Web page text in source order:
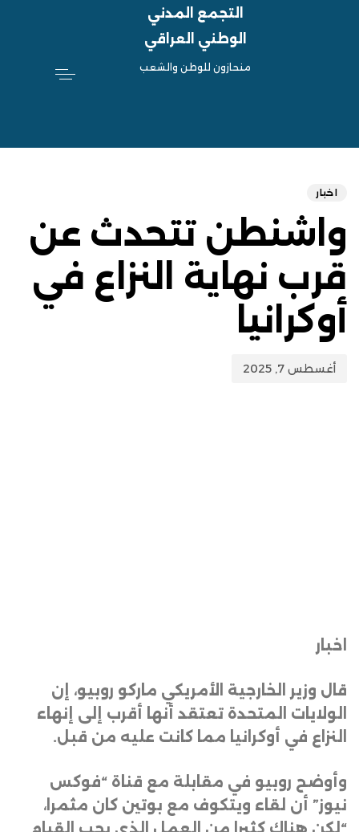
التجمع المدني
الوطني العراقي
منحازون للوطن والشعب
اخبار
واشنطن تتحدث عن
قرب نهاية النزاع في
أوكرانيا
أغسطس 7, 2025
اخبار
قال وزير الخارجية الأمريكي ماركو روبيو، إن
الولايات المتحدة تعتقد أنها أقرب إلى إنهاء
النزاع في أوكرانيا مما كانت عليه من قبل.
وأوضح روبيو في مقابلة مع قناة “فوكس
نيوز” أن لقاء ويتكوف مع بوتين كان مثمرا،
“لكن هناك كثيرا من العمل الذي يجب القيام